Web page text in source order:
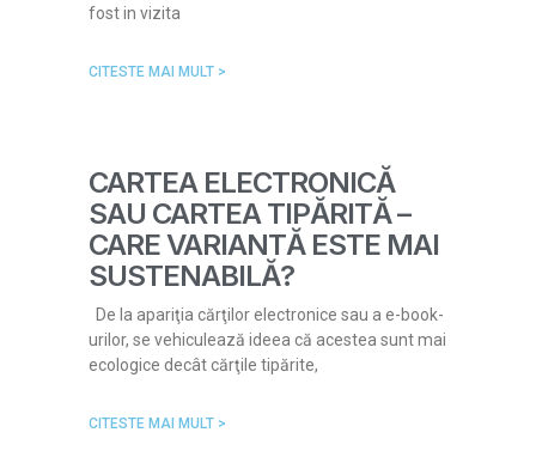
fost in vizita
CITESTE MAI MULT >
CARTEA ELECTRONICĂ
SAU CARTEA TIPĂRITĂ –
CARE VARIANTĂ ESTE MAI
SUSTENABILĂ?
De la apariţia cărţilor electronice sau a e-book-
urilor, se vehiculează ideea că acestea sunt mai
ecologice decât cărţile tipărite,
CITESTE MAI MULT >